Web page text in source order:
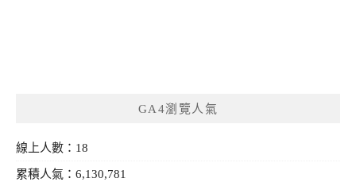
GA4瀏覽人氣
線上人數：18
累積人氣：6,130,781